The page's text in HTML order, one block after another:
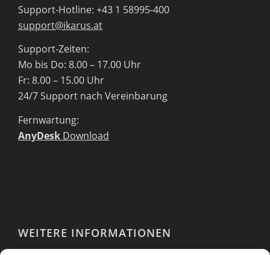
Support-Hotline: +43 1 58995-400
support@ikarus.at
Support-Zeiten:
Mo bis Do: 8.00 – 17.00 Uhr
Fr: 8.00 – 15.00 Uhr
24/7 Support nach Vereinbarung
Fernwartung:
AnyDesk Download
WEITERE INFORMATIONEN